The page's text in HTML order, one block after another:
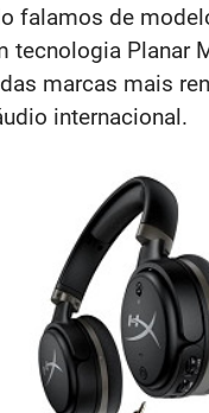
falamos de
tecnologia Planar
marcas mais
internacional.